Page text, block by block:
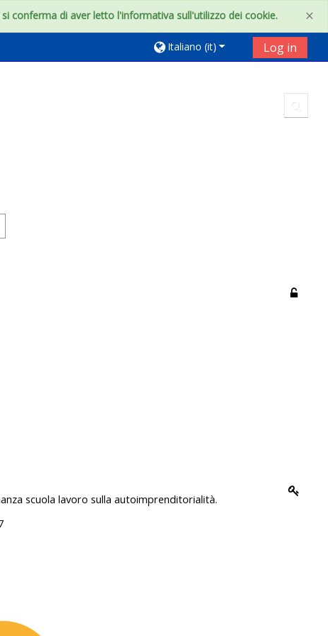
×
conferma di aver letto l'informativa sull'utilizzo dei cookie.
Italiano ‎(it)‎ Log in
scuola lavoro sulla autoimprenditorialità.